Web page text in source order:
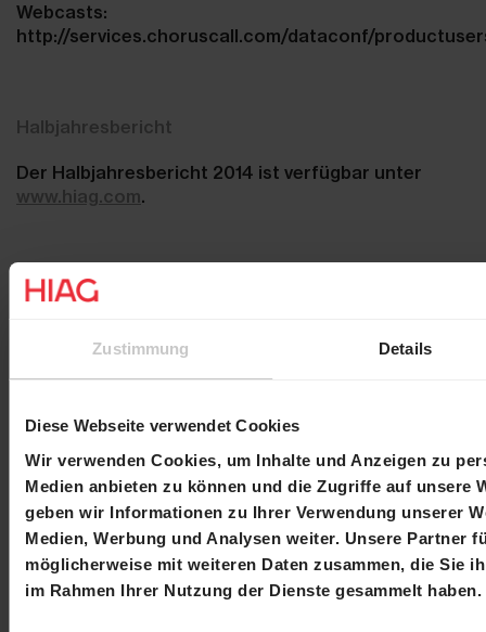
Zustimmung Details
Diese Webseite verwendet Cookies
Wir verwenden Cookies, um Inhalte und Anzeigen zu
Medien anbieten zu können und die Zugriffe auf unsere
geben wir Informationen zu Ihrer Verwendung unserer
Medien, Werbung und Analysen weiter. Unsere Partner
möglicherweise mit weiteren Daten zusammen, die Sie
im Rahmen Ihrer Nutzung der Dienste gesammelt haben.
Webcasts:
http://services.choruscall.com/dataconf/
Halbjahresbericht
Der Halbjahresbericht 2014 ist verfügbar unter
www.hiag.com.
Kontakt
Chief Executive Officer
T +41 61 606 55 28
Chief Financial Officer
HIAG Immobilien Holding AG
Aeschenplatz 7
4052 Basel